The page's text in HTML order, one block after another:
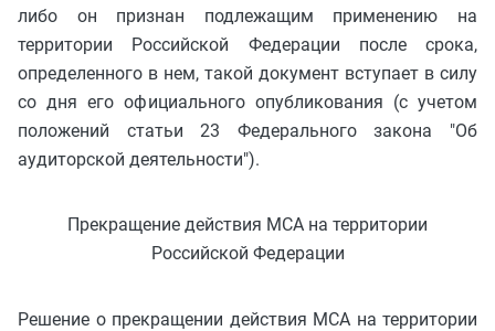
либо он признан подлежащим применению на
территории Российской Федерации после срока,
определенного в нем, такой документ вступает в силу
со дня его официального опубликования (с учетом
положений статьи 23 Федерального закона "Об
аудиторской деятельности").
Прекращение действия МСА на территории
Российской Федерации
Решение о прекращении действия МСА на территории